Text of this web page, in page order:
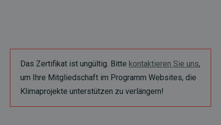
Das Zertifikat ist ungültig. Bitte kontaktieren Sie uns,
um Ihre Mitgliedschaft im Programm Websites, die
Klimaprojekte unterstützen zu verlängern!